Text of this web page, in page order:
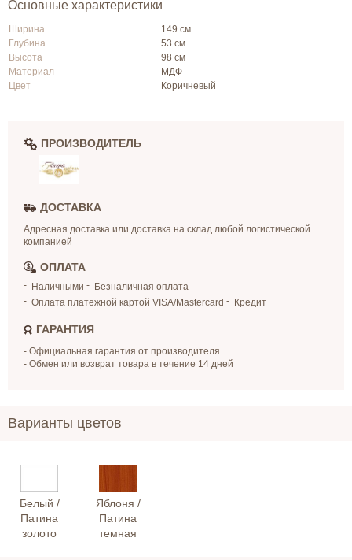
Основные характеристики
Ширина
149 см
Глубина
53 см
Высота
98 см
Материал
МДФ
Цвет
Коричневый
ПРОИЗВОДИТЕЛЬ
ДОСТАВКА
Адресная доставка или доставка на склад любой логистической
компанией
ОПЛАТА
Наличными
Безналичная оплата
Оплата платежной картой VISA/Mastercard
Кредит
ГАРАНТИЯ
- Официальная гарантия от производителя
- Обмен или возврат товара в течение 14 дней
Варианты цветов
Белый /
Патина
золото
Яблоня /
Патина
темная